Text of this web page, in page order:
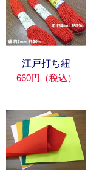
江戸打ち紐
660円（税込）